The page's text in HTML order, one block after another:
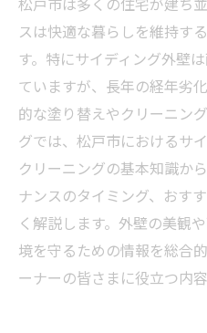
スは快適な暮らしを維持す
す。特にサイディング外壁
ていますが、長年の経年劣
的な塗り替えやクリーニン
グでは、松戸市におけるサ
クリーニングの基本知識か
ナンスのタイミング、おす
く解説します。外壁の美観
境を守るための情報を総合
ーナーの皆さまに役立つ内